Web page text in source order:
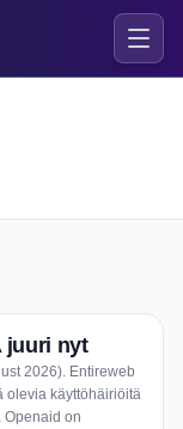
juuri nyt
2026). Entireweb
olevia käyttöhäiriöitä
Openaid on